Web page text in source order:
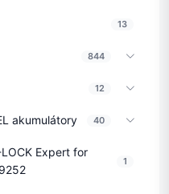
13
844
12
akumulátory 40
Expert for
1